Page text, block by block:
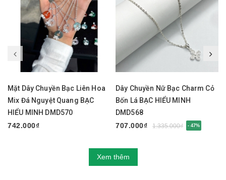
Mặt Dây Chuyền Bạc Liên Hoa
Mix Đá Nguyệt Quang BẠC
HIỂU MINH DMD570
742.000₫
Dây Chuyền Nữ Bạc Charm Cỏ
Bốn Lá BẠC HIỂU MINH
DMD568
707.000₫
1.335.000₫ - 47%
Xem thêm